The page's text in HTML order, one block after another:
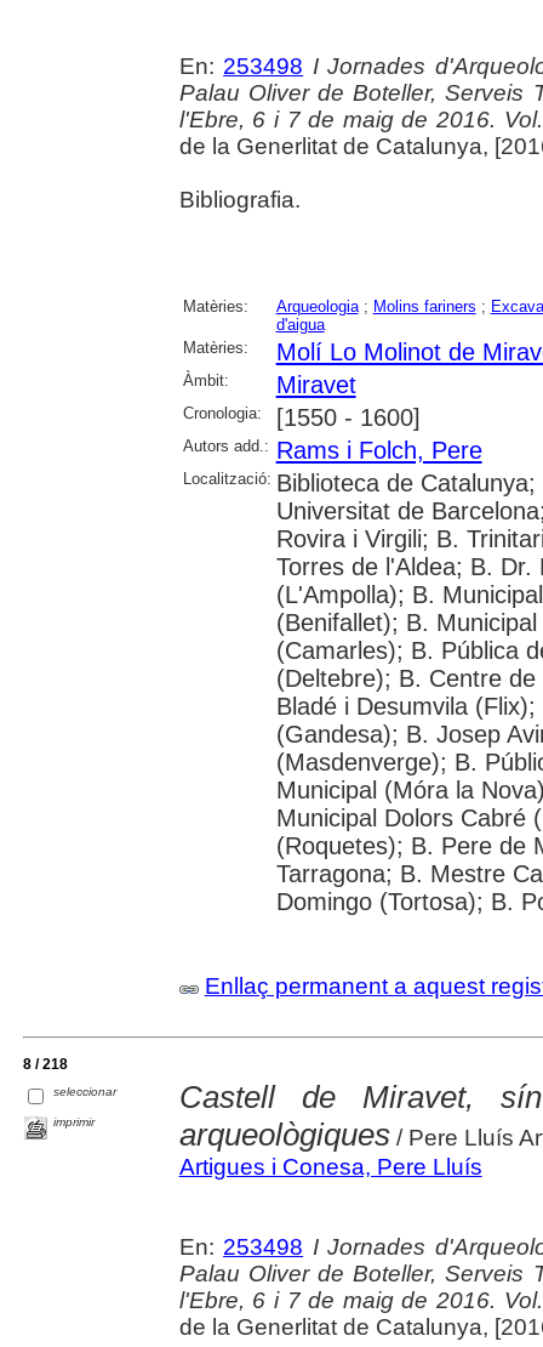
En: 253498 I Jornades
Palau Oliver de Boteller, Serveis
l'Ebre, 6 i 7 de maig de 2016.
de la Generlitat de Catalunya,
Bibliografia.
Matèries: Arqueologia; Molins fariners ;
d'aigua
Matèries:
Molí Lo Molinot de
Àmbit: Miravet
Cronologia: [1550 - 1600]
Autors add.: Rams i Folch, Pere
Localització: Biblioteca de
Universitat de
Rovira i Virgili; B.
Torres de l'Aldea; B.
(L'Ampolla); B.
(Benifallet); B.
(Camarles); B. Pública
(Deltebre); B. Centre
Bladé i Desumvila
(Gandesa); B. Josep
(Masdenverge); B.
Municipal (Móra la
Municipal Dolors Cabré
(Roquetes); B. Pere de
Tarragona; B. Mestre
Domingo (Tortosa); B.
Enllaç permanent a aquest
8 / 218
seleccionar
imprimir
Castell de Miravet,
arqueològiques/ Pere Lluís
Artigues i Conesa, Pere Lluís
En: 253498 I Jornades
Palau Oliver de Boteller, Serveis
l'Ebre, 6 i 7 de maig de 2016.
de la Generlitat de Catalunya,